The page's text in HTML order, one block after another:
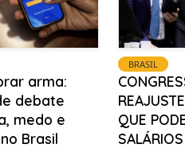
arma:
debate
medo e
Brasil
BRASIL
QUE